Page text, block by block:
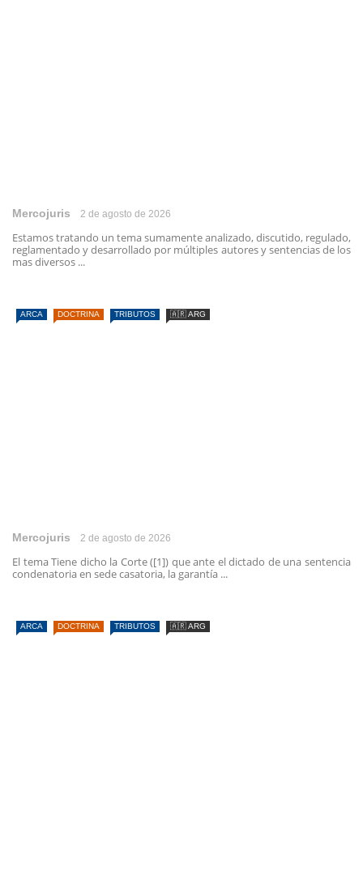
Mercojuris 2 de agosto de 2026
Estamos tratando un tema sumamente analizado, discutido, regulado,
reglamentado y desarrollado por múltiples autores y sentencias de los
mas diversos ...
ARCA DOCTRINA TRIBUTOS 🇦🇷 ARG
Mercojuris 2 de agosto de 2026
El tema Tiene dicho la Corte ([1]) que ante el dictado de una sentencia
condenatoria en sede casatoria, la garantía ...
ARCA DOCTRINA TRIBUTOS 🇦🇷 ARG